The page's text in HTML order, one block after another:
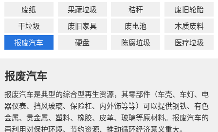
联系我们
废纸 果蔬垃圾 秸秆 废旧轮胎
干垃圾 废旧家具 废电池 木质废料
报废汽车 硬盘 陈腐垃圾 医疗垃圾
报废汽车
报废汽车是典型的综合型再生资源，其零部件（车壳、车灯、电
器仪表、挡风玻璃、保险杠、内外饰等等）可以提供钢铁、有色
金属、贵金属、塑料、橡胶、皮革、玻璃等原材料。报废汽车的
再利用对保护环境、节约资源、推动循环经济意义重大。